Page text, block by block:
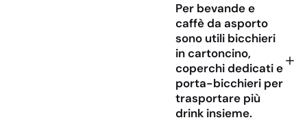
Per bevande e
caffè da asporto
sono utili bicchieri
in cartoncino,
coperchi dedicati e
porta-bicchieri per
trasportare più
drink insieme.